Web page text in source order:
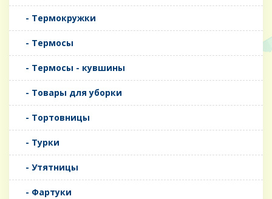
- Термокружки
- Термосы
- Термосы - кувшины
- Товары для уборки
- Тортовницы
- Турки
- Утятницы
- Фартуки